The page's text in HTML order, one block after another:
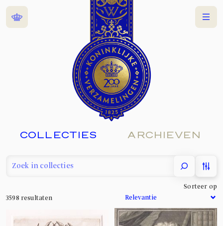
Home Menu
COLLECTIES ARCHIEVEN
filter
3598 resultaten
Sorteer op